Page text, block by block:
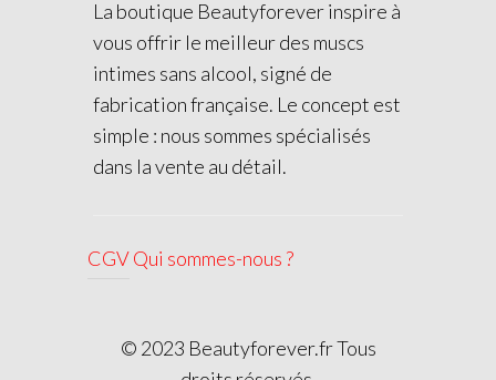
La boutique Beautyforever inspire à
vous offrir le meilleur des muscs
intimes sans alcool, signé de
fabrication française. Le concept est
simple : nous sommes spécialisés
dans la vente au détail.
CGVQui sommes-nous ?
© 2023 Beautyforever.fr Tous